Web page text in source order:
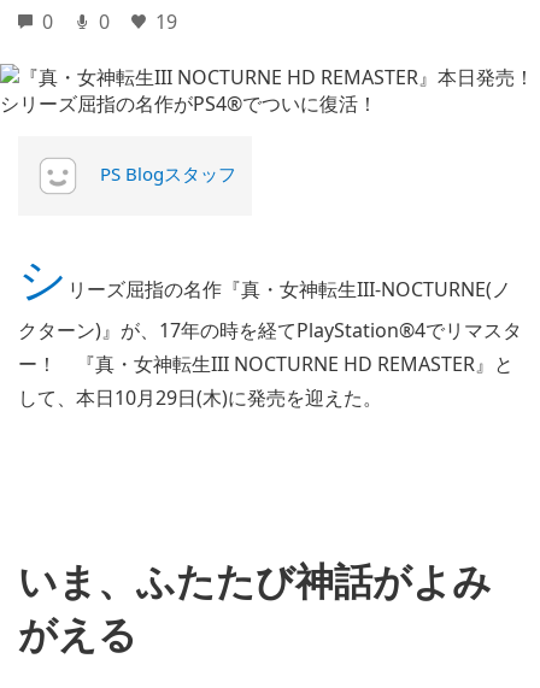
0 0 19
PS Blogスタッフ
シ リーズ屈指の名作『真・女神転生III-NOCTURNE(ノ
クターン)』が、17年の時を経てPlayStation®4でリマスタ
ー！ 『真・女神転生III NOCTURNE HD REMASTER』と
して、本日10月29日(木)に発売を迎えた。
いま、ふたたび神話がよみ
がえる